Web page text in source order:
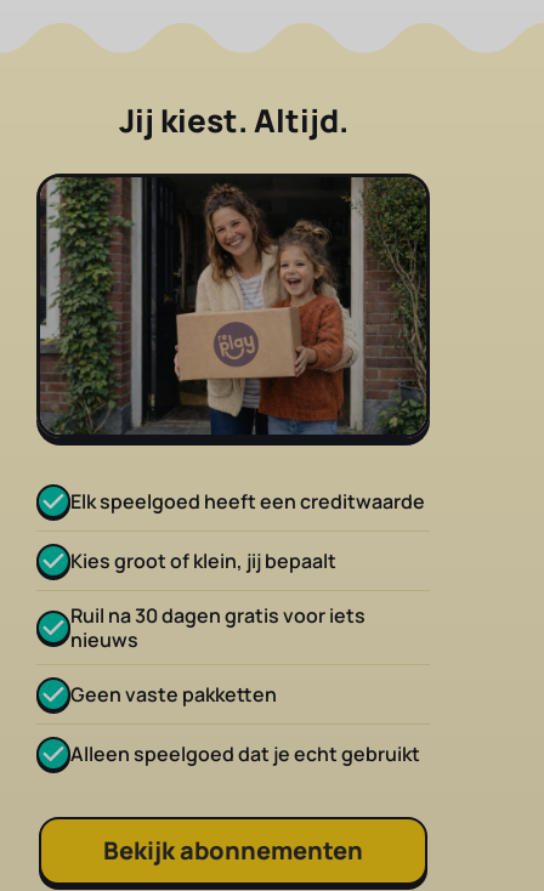
Jij kiest. Altijd.
Elk speelgoed heeft een creditwaarde
Kies groot of klein, jij bepaalt
Ruil na 30 dagen gratis voor iets
nieuws
Geen vaste pakketten
Alleen speelgoed dat je echt gebruikt
Bekijk abonnementen